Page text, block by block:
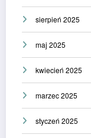
sierpień 2025
maj 2025
kwiecień 2025
marzec 2025
styczeń 2025